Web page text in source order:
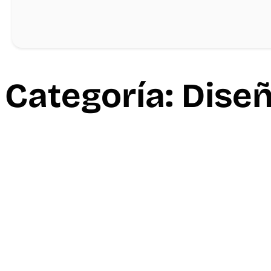
Categoría: